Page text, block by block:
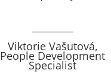
Viktorie Vašutová,
People Development
Specialist